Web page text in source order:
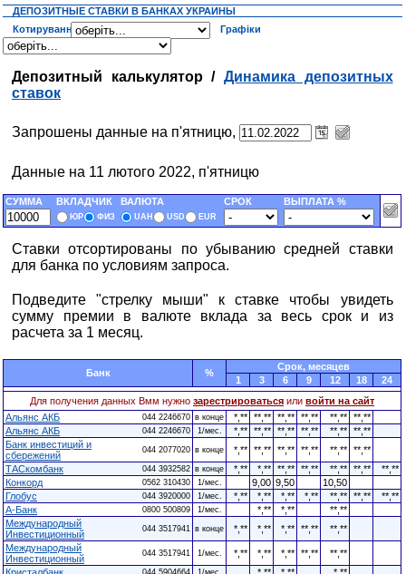
ДЕПОЗИТНЫЕ СТАВКИ В БАНКАХ УКРАИНЫ
Котирування
Графіки
Депозитный калькулятор / Динамика депозитных
ставок
Запрошены данные на п'ятницю,
Данные на 11 лютого 2022, п'ятницю
СУММА ВКЛАДЧИК ВАЛЮТА СРОК ВЫПЛАТА %
ЮР ФИЗ UAH USD EUR
Ставки отсортированы по убыванию средней ставки
для банка по условиям запроса.
Подведите "стрелку мыши" к ставке чтобы увидеть
сумму премии в валюте вклада за весь срок и из
расчета за 1 месяц.
Банк %
Cрок, месяцев
1
3 6 9 12 18
24
Для получения данных Вмм нужно зарестрироваться или войти на сайт
Альянс АКБ
044 2246670 в конце *,** **,** **,** **,** **,** **,**
Альянс АКБ
044 2246670 1/мес. *,** **,** **,** **,** **,** **,**
Банк инвестиций и
сбережений
044 2077020 в конце *,** **,** **,** **,** **,** **,**
ТАСкомбанк
044 3932582 в конце *,** *,** **,** **,** **,** **,**
**,**
Конкорд
0562 310430 1/мес. 9,00 9,50
10,50
Глобус
044 3920000 1/мес. *,** *,** *,** *,** **,** **,**
**,**
А-Банк
0800 500809 1/мес. *,** *,**
**,**
Международный
Инвестиционный
044 3517941 в конце *,** *,** *,** **,**
**,**
Международный
Инвестиционный
044 3517941 1/мес. *,** *,** *,** **,**
**,**
044 5904664 1/мес.